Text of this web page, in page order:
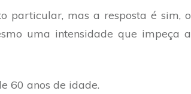
particular, mas a resposta é sim, o
uma intensidade que impeça a
60 anos de idade.